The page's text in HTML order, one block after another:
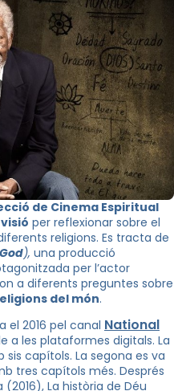
de Cinema Espiritual
per reflexionar sobre el
religions. Es tracta de
), una producció
per l’actor
a diferents preguntes sobre
del món.
el 2016 pel canal National
a les plataformes digitals. La
capítols. La segona es va
tres capítols més. Després
La història de Déu